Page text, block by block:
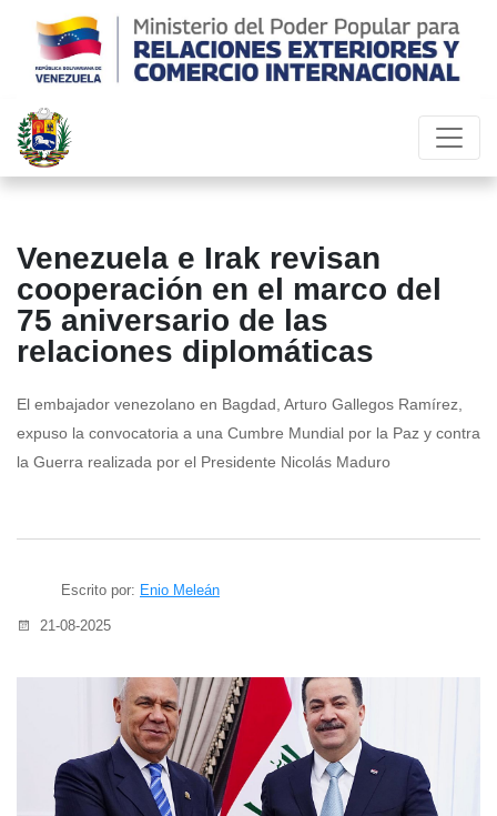
Venezuela e Irak revisan
cooperación en el marco del
75 aniversario de las
relaciones diplomáticas
El embajador venezolano en Bagdad, Arturo Gallegos Ramírez,
expuso la convocatoria a una Cumbre Mundial por la Paz y contra
la Guerra realizada por el Presidente Nicolás Maduro
Escrito por: Enio Meleán
21-08-2025